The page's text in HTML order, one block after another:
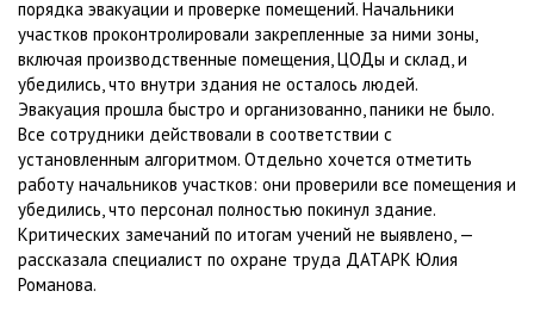
порядка эвакуации и проверке помещений. Начальники
участков проконтролировали закрепленные за ними зоны,
включая производственные помещения, ЦОДы и склад, и
убедились, что внутри здания не осталось людей.
Эвакуация прошла быстро и организованно, паники не было.
Все сотрудники действовали в соответствии с
установленным алгоритмом. Отдельно хочется отметить
работу начальников участков: они проверили все помещения и
убедились, что персонал полностью покинул здание.
Критических замечаний по итогам учений не выявлено, —
рассказала специалист по охране труда ДАТАРК Юлия
Романова.